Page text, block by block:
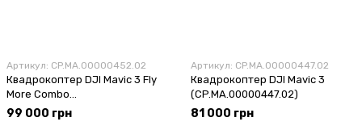
Артикул: CP.MA.00000452.02
Квадрокоптер DJI Mavic 3 Fly
More Combo
(CP.MA.00000452.02)
99 000 грн
Артикул: CP.MA.00000447.02
Квадрокоптер DJI Mavic 3
(CP.MA.00000447.02)
81 000 грн